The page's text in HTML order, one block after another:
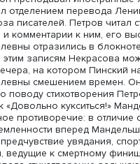
«Колымские
рекомендации
в ведомственном
мира. Шаламов передал
Брауну, но
вышли лишь
в его отношениях и
он разошелся с ней во
современников,